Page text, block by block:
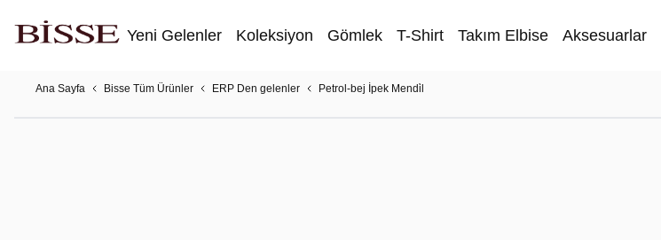
Yeni Gelenler Koleksiyon Gömlek T-Shirt Takım Elbise Aksesuarlar
Ana Sayfa Bisse Tüm Ürünler ERP Den gelenler Petrol-bej İpek Mendi̇l